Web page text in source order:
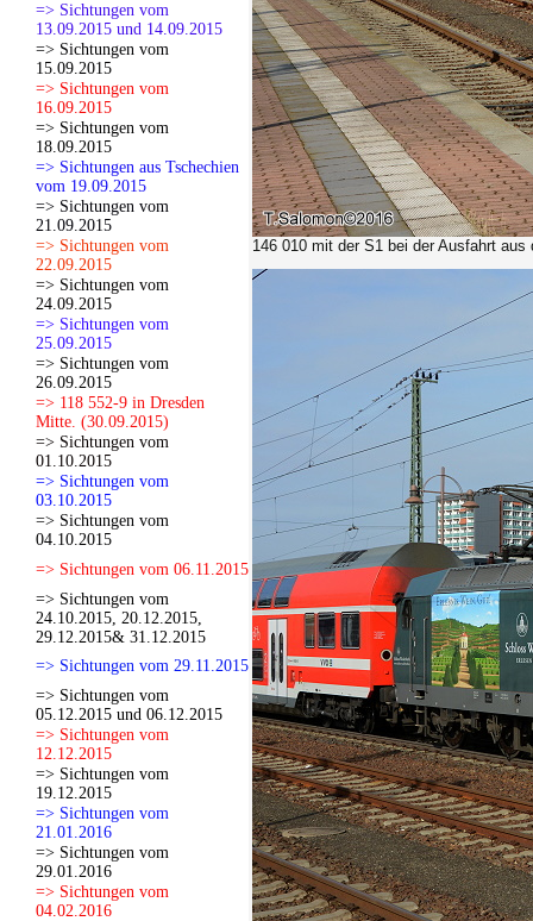
=> Sichtungen vom
13.09.2015 und 14.09.2015
=> Sichtungen vom
15.09.2015
=> Sichtungen vom
16.09.2015
=> Sichtungen vom
18.09.2015
=> Sichtungen aus Tschechien
vom 19.09.2015
=> Sichtungen vom
21.09.2015
=> Sichtungen vom
22.09.2015
=> Sichtungen vom
24.09.2015
=> Sichtungen vom
25.09.2015
=> Sichtungen vom
26.09.2015
=> 118 552-9 in Dresden
Mitte. (30.09.2015)
=> Sichtungen vom
01.10.2015
=> Sichtungen vom
03.10.2015
=> Sichtungen vom
04.10.2015
=> Sichtungen vom 06.11.2015
=> Sichtungen vom
24.10.2015, 20.12.2015,
29.12.2015& 31.12.2015
=> Sichtungen vom 29.11.2015
=> Sichtungen vom
05.12.2015 und 06.12.2015
=> Sichtungen vom
12.12.2015
=> Sichtungen vom
19.12.2015
=> Sichtungen vom
21.01.2016
=> Sichtungen vom
29.01.2016
=> Sichtungen vom
04.02.2016
146 010 mit der S1 bei der Ausfahrt aus